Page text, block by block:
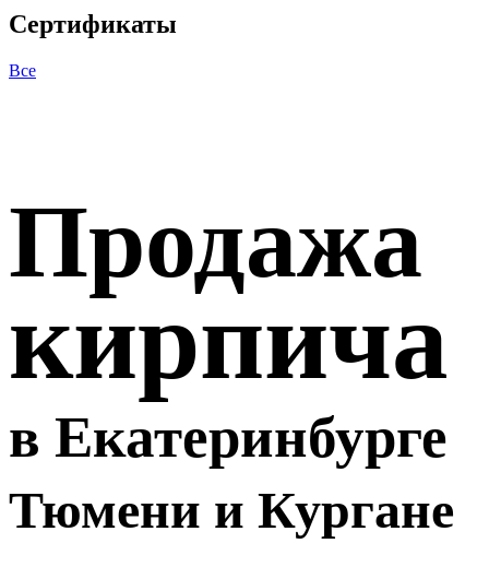
Сертификаты
Все
Продажа
кирпича
в Екатеринбурге
Тюмени и Кургане